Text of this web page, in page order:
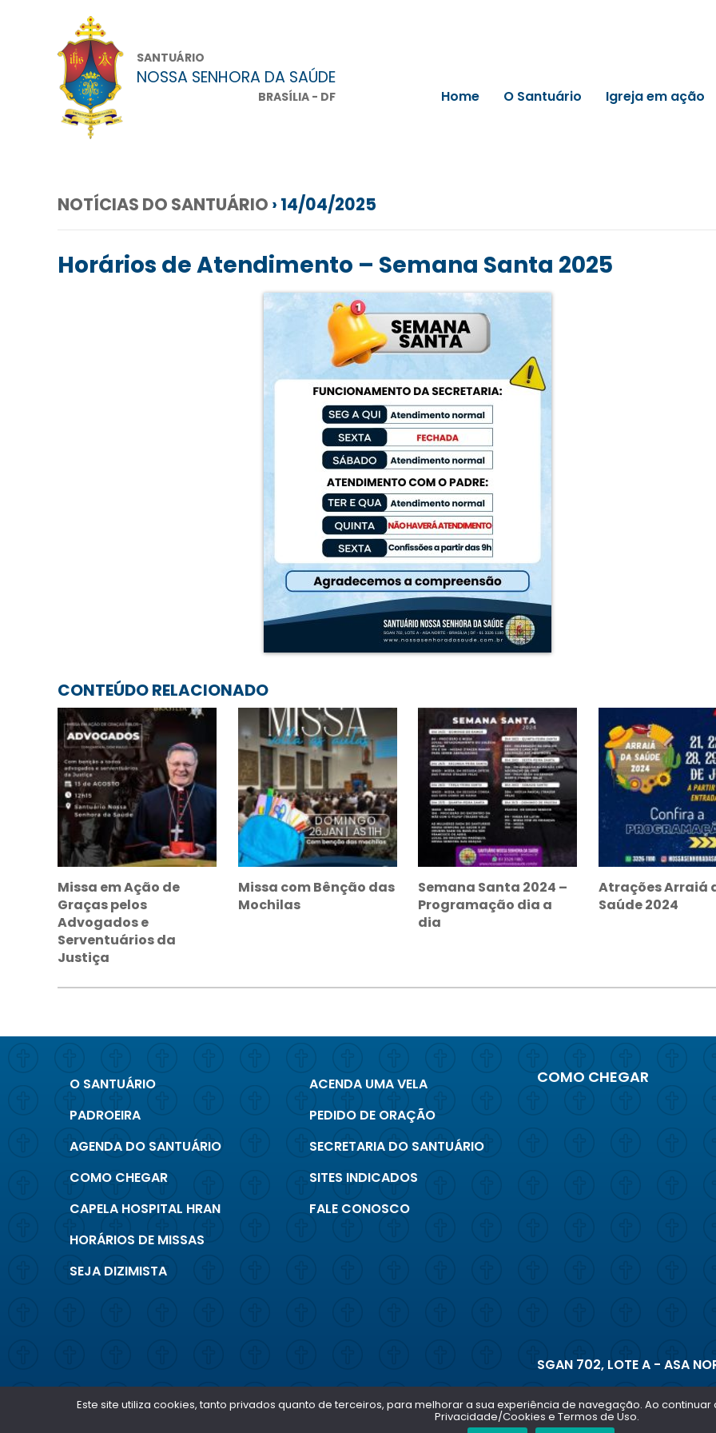
SANTUÁRIO
NOSSA SENHORA DA SAÚDE
BRASÍLIA - DF Home O Santuário Igreja em ação
NOTÍCIAS DO SANTUÁRIO › 14/04/2025
Horários de Atendimento – Semana Santa 2025
CONTEÚDO RELACIONADO
Missa em Ação de
Graças pelos
Advogados e
Serventuários da
Justiça
Missa com Bênção das
Mochilas
Semana Santa 2024 –
Programação dia a
dia
Atrações Arraiá
Saúde 2024
O SANTUÁRIO
PADROEIRA
AGENDA DO SANTUÁRIO
COMO CHEGAR
CAPELA HOSPITAL HRAN
HORÁRIOS DE MISSAS
SEJA DIZIMISTA
ACENDA UMA VELA
PEDIDO DE ORAÇÃO
SECRETARIA DO SANTUÁRIO
SITES INDICADOS
FALE CONOSCO
COMO CHEGAR
SGAN 702, LOTE A - ASA
Este site utiliza cookies, tanto privados quanto de terceiros, para melhorar a sua experiência de navegação. Ao
Privacidade/Cookies e Termos de Uso.